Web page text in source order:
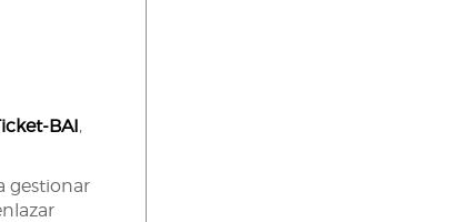
BAI,
gestionar